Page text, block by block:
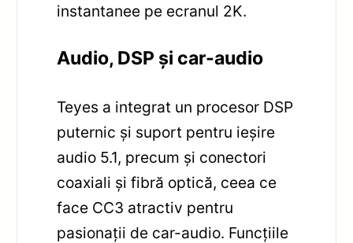
instantanee pe ecranul 2K.
Audio, DSP și car-audio
Teyes a integrat un procesor DSP
puternic și suport pentru ieșire
audio 5.1, precum și conectori
coaxiali și fibră optică, ceea ce
face CC3 atractiv pentru
pasionații de car-audio. Funcțiile